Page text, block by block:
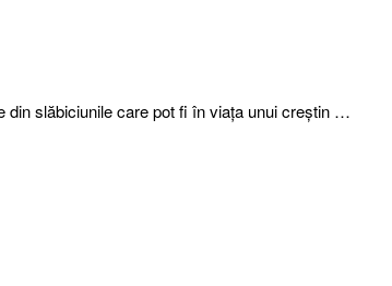
din slăbiciunile care pot fi în viaţa unui creştin …